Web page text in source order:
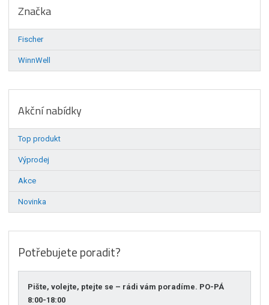
Značka
Fischer
WinnWell
Akční nabídky
Top produkt
Výprodej
Akce
Novinka
Potřebujete poradit?
Pište, volejte, ptejte se – rádi vám poradíme. PO-PÁ
8:00-18:00